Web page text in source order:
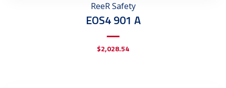
ReeR Safety
EOS4 901 A
$2,028.54